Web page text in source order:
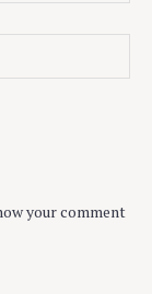
your comment